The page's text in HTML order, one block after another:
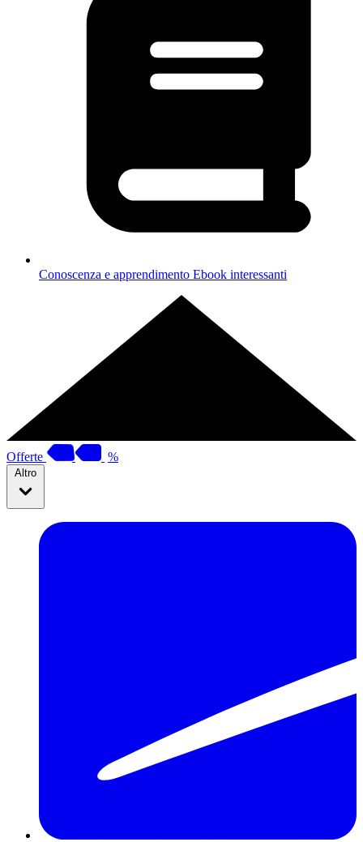
Conoscenza e apprendimento Ebook interessanti
Offerte %
Altro